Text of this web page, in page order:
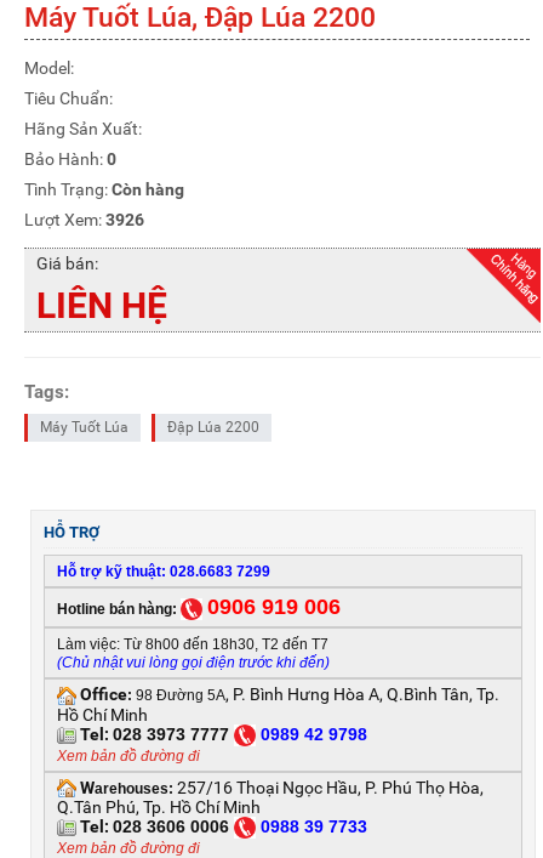
Máy Tuốt Lúa, Đập Lúa 2200
Model:
Tiêu Chuẩn:
Hãng Sản Xuất:
Bảo Hành:0
Tình Trạng:Còn hàng
Lượt Xem:3926
Giá bán:
LIÊN HỆ
Tags:
Máy Tuốt Lúa Đập Lúa 2200
HỖ TRỢ
Hỗ trợ kỹ thuật: 028.6683 7299
Hotline bán hàng: 0906 919 006
Làm việc: Từ 8h00 đến 18h30, T2 đến T7
(Chủ nhật vui lòng gọi điện trước khi đến)
Office: 98 Đường 5A, P. Bình Hưng Hòa A, Q.Bình Tân, Tp.
Hồ Chí Minh
Tel: 028 3973 7777 0989 42 9798
Xem bản đồ đường đi
Warehouses: 257/16 Thoại Ngọc Hầu, P. Phú Thọ Hòa,
Q.Tân Phú, Tp. Hồ Chí Minh
Tel: 028 3606 0006 0988 39 7733
Xem bản đồ đường đi